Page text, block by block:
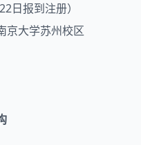
报到注册）
京大学苏州校区